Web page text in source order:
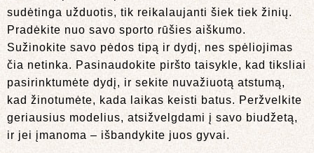
sudėtinga užduotis, tik reikalaujanti šiek tiek žinių.
Pradėkite nuo savo sporto rūšies aiškumo.
Sužinokite savo pėdos tipą ir dydį, nes spėliojimas
čia netinka. Pasinaudokite piršto taisykle, kad tiksliai
pasirinktumėte dydį, ir sekite nuvažiuotą atstumą,
kad žinotumėte, kada laikas keisti batus. Peržvelkite
geriausius modelius, atsižvelgdami į savo biudžetą,
ir jei įmanoma – išbandykite juos gyvai.